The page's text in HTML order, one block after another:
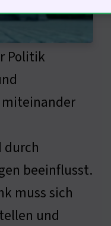
Politik
durch
beeinflusst.
muss sich
und